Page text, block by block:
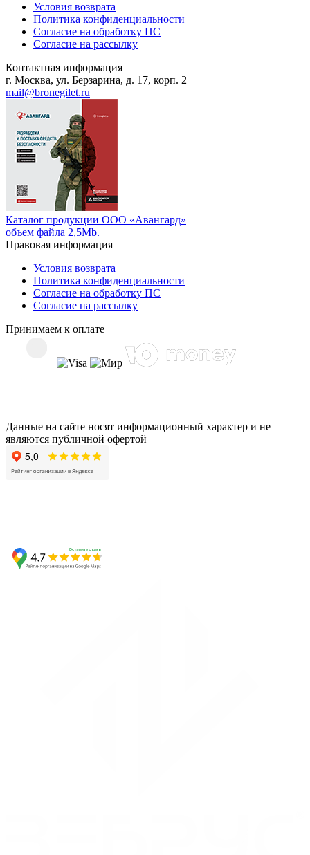
Условия возврата
Политика конфиденциальности
Согласие на обработку ПС
Согласие на рассылку
Контактная информация
г. Москва, ул. Берзарина, д. 17, корп. 2
mail@bronegilet.ru
Каталог продукции ООО «Авангард»
объем файла 2,5Mb.
Правовая информация
Условия возврата
Политика конфиденциальности
Согласие на обработку ПС
Согласие на рассылку
Принимаем к оплате
Данные на сайте носят информационный характер и не
являются публичной офертой